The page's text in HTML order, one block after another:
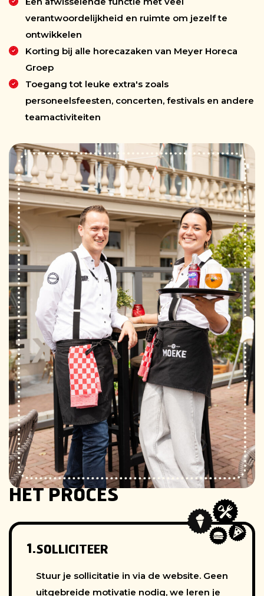
verantwoordelijkheid en ruimte om jezelf te
ontwikkelen
Korting bij alle horecazaken van Meyer Horeca
Groep
Toegang tot leuke extra's zoals
personeelsfeesten, concerten, festivals en andere
teamactiviteiten
HET PROCES
1.SOLLICITEER
Stuur je sollicitatie in via de website. Geen
uitgebreide motivatie nodig, we leren je